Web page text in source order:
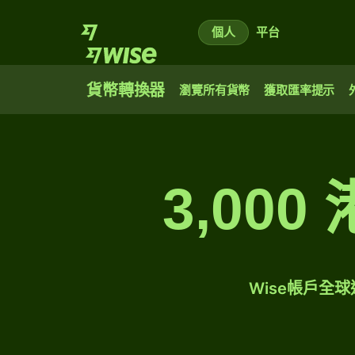
個人 平台
貨幣轉換器 瀏覽所有貨幣 獲取匯率提示
3,000
Wise帳戶全球